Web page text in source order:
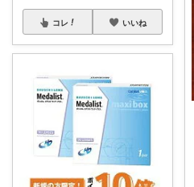
コレ いいね